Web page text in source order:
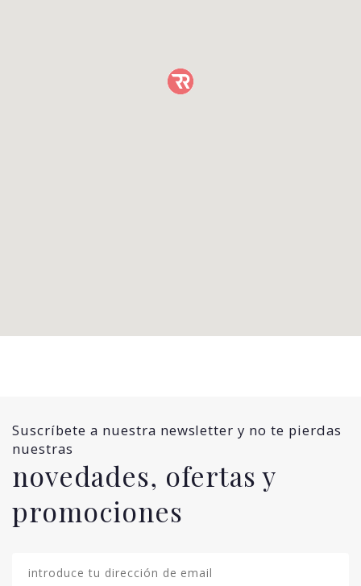
Suscríbete a nuestra newsletter y no te pierdas
nuestras
novedades, ofertas y
promociones